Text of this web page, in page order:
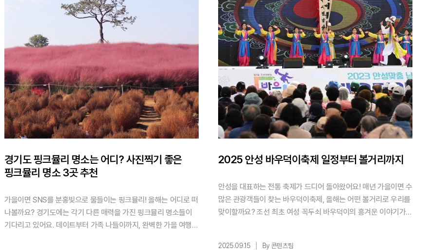
경기도 핑크뮬리 명소는 어디? 사진찍기 좋은
핑크뮬리 명소 3곳 추천
가을이면 SNS를 분홍빛으로 물들이는 핑크뮬리! 올해는 어디로 떠
나볼까요? 경기도에는 각기 다른 매력을 가진 핑크뮬리 명소들이
기다리고 있어요. 데이트부터 가족 나들이까지, 완벽한 가을 여행지
2025 안성 바우덕이축제 일정부터 볼거리까지
안성을 대표하는 전통 축제가 드디어 돌아왔어요! 매년 가을이면 수
많은 관광객들이 찾는 바우덕이축제, 올해는 어떤 볼거리로 우리를
맞이할까요? 조선 최초 여성 꼭두쇠 바우덕이의 흥겨운 이야기가 2
2025.09.15 By 콘텐츠팀